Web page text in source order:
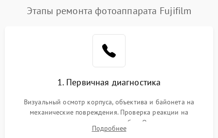
Этапы ремонта фотоаппарата Fujifilm
1. Первичная диагностика
Визуальный осмотр корпуса, объектива и байонета на
механические повреждения. Проверка реакции на
включение, считывание кодов ошибок. Оценка состояния
матрицы и затвора, проверка работы автофокуса и вспышки.
Подробнее